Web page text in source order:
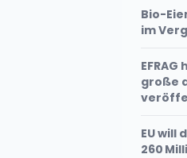
Bio-
im
große
EU will
260